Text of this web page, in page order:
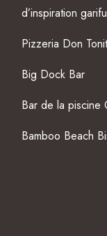
d’inspiration
Pizzeria Don
Big Dock Bar
Bar de la piscine
Bamboo Beach